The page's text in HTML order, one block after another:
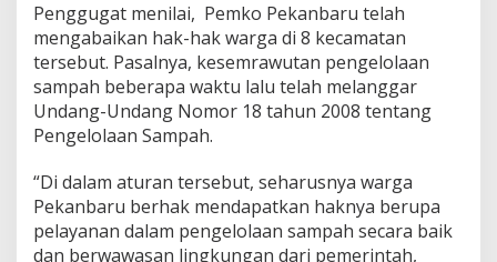
Penggugat menilai, Pemko Pekanbaru telah
mengabaikan hak-hak warga di 8 kecamatan
tersebut. Pasalnya, kesemrawutan pengelolaan
sampah beberapa waktu lalu telah melanggar
Undang-Undang Nomor 18 tahun 2008 tentang
Pengelolaan Sampah.
“Di dalam aturan tersebut, seharusnya warga
Pekanbaru berhak mendapatkan haknya berupa
pelayanan dalam pengelolaan sampah secara baik
dan berwawasan lingkungan dari pemerintah,